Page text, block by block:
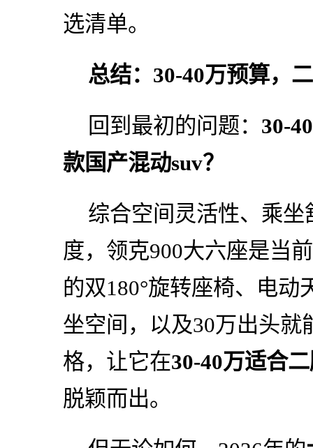
选清单。
总结：30-40万预算，
回到最初的问题： 30-
款国产混动suv？
综合空间灵活性、乘
度，领克900大六座是当
的双180°旋转座椅、电动
坐空间，以及30万出头就
格，让它在30-40万适合
脱颖而出。